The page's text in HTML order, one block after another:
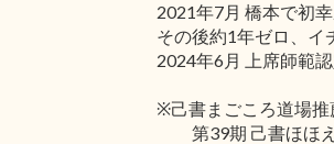
2021年7月 橋本で初
その後約1年ゼロ、イ
2024年6月 上席師範
※己書まごころ道場
第39期 己書ほほえ